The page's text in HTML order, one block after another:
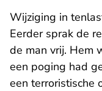
Wijziging in
Eerder sprak de
de man vrij. Hem
een poging had
een terroristische